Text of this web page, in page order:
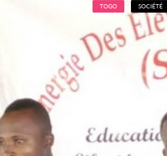
TOGO SOCIÉTÉ